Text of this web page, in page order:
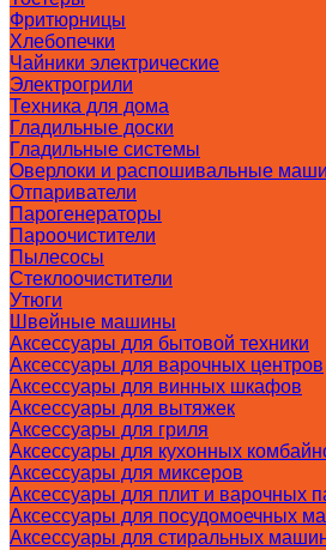
Фритюрницы
Хлебопечки
Чайники электрические
Электрогрили
Техника для дома
Гладильные доски
Гладильные системы
Оверлоки и распошивальные
Отпариватели
Парогенераторы
Пароочистители
Пылесосы
Стеклоочистители
Утюги
Швейные машины
Аксессуары для бытовой техники
Аксессуары для варочных центров
Аксессуары для винных шкафов
Аксессуары для вытяжек
Аксессуары для гриля
Аксессуары для кухонных
Аксессуары для миксеров
Аксессуары для плит и варочных
Аксессуары для посудомоечных
Аксессуары для стиральных